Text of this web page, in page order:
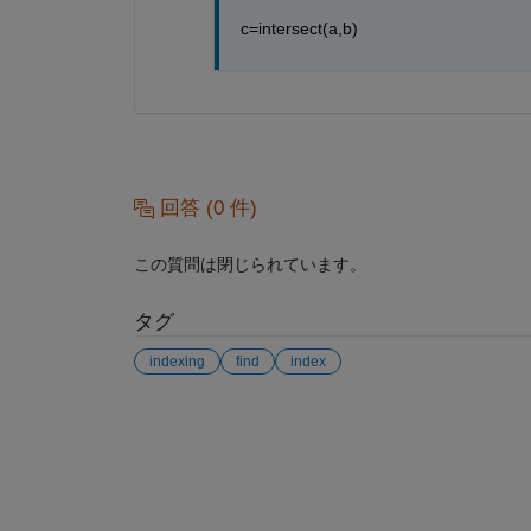
c=intersect(a,b)
回答 (0 件)
この質問は閉じられています。
タグ
indexing find index